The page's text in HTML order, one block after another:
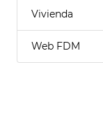
Vivienda
Web FDM